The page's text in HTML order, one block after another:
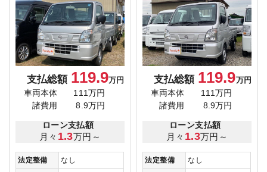
支払総額 119.9万円
車両本体
111万円
諸費用
8.9万円
ローン支払額
月々 1.3万円～
法定整備
なし
支払総額 119.9万円
車両本体
111万円
諸費用
8.9万円
ローン支払額
月々 1.3万円～
法定整備
なし